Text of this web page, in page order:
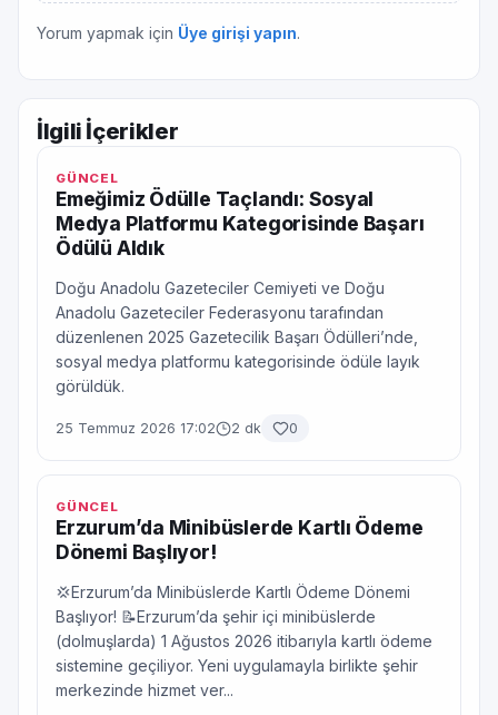
Yorum yapmak için Üye girişi yapın.
İlgili İçerikler
GÜNCEL
Emeğimiz Ödülle Taçlandı: Sosyal
Medya Platformu Kategorisinde Başarı
Ödülü Aldık
Doğu Anadolu Gazeteciler Cemiyeti ve Doğu
Anadolu Gazeteciler Federasyonu tarafından
düzenlenen 2025 Gazetecilik Başarı Ödülleri’nde,
sosyal medya platformu kategorisinde ödüle layık
görüldük.
25 Temmuz 2026 17:02 2 dk 0
GÜNCEL
Erzurum’da Minibüslerde Kartlı Ödeme
Dönemi Başlıyor!
💢Erzurum’da Minibüslerde Kartlı Ödeme Dönemi
Başlıyor! 📝Erzurum’da şehir içi minibüslerde
(dolmuşlarda) 1 Ağustos 2026 itibarıyla kartlı ödeme
sistemine geçiliyor. Yeni uygulamayla birlikte şehir
merkezinde hizmet ver...